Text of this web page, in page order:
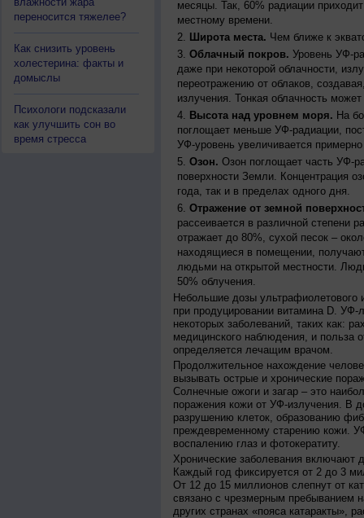
переносится тяжелее?
Как снизить уровень
холестерина: факты и
домыслы
Психологи подсказали
как улучшить сон во
время стресса
месяцы. Так, 60% радиации
местному времени.
Широта места. Чем ближе к
Облачный покров. Уровень УФ-
даже при некоторой облачности,
переотражению от облаков,
излучения. Тонкая облачность
Высота над уровнем моря. На
поглощает меньше УФ-радиации,
УФ-уровень увеличивается
Озон. Озон поглощает часть УФ-
поверхности Земли. Концентрация
года, так и в пределах одного дня.
Отражение от земной
рассеивается в различной степени
отражает до 80%, сухой песок –
находящиеся в помещении,
людьми на открытой местности.
50% облучения.
Небольшие дозы ультрафиолетового
при продуцировании витамина D.
некоторых заболеваний, таких как:
медицинского наблюдения, и польза
определяется лечащим врачом.
Продолжительное нахождение
вызывать острые и хронические
Солнечные ожоги и загар – это
поражения кожи от УФ-излучения. В
разрушению клеток, образованию
преждевременному старению кожи.
воспалению глаз и фотокератиту.
Хронические заболевания включают
Каждый год фиксируется от 2 до 3
От 12 до 15 миллионов слепнут от
связано с чрезмерным пребыванием
других странах «пояса катаракты»,